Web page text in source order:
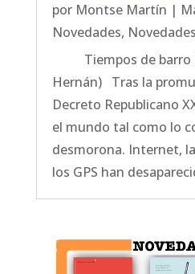
por Montse Martín |
Novedades,
Tiempos de barro
Hernán) Tras la
Decreto Republicano
el mundo tal como lo
desmorona. Internet,
los GPS han